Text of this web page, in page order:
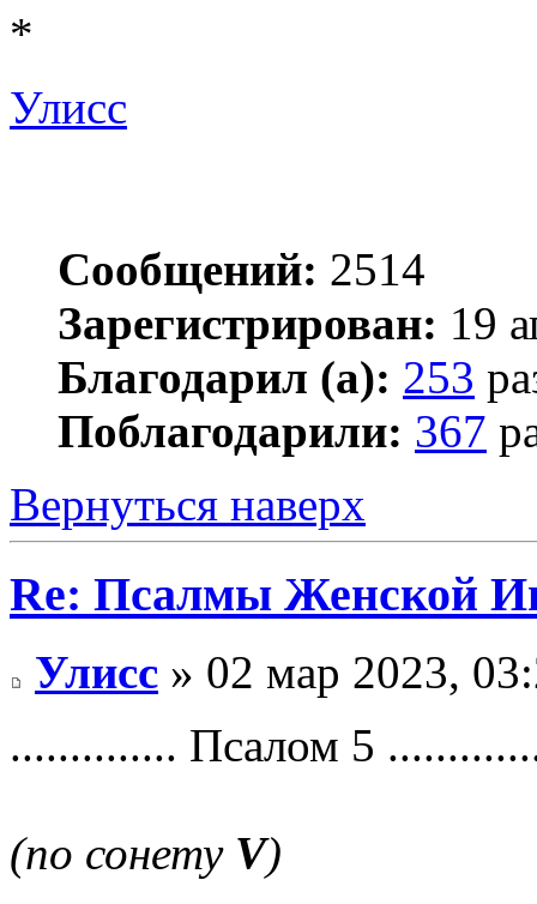
*
Улисс
Сообщений: 2514
Зарегистрирован: 19
Благодарил (а): 253
Поблагодарили: 367
Вернуться наверх
Re: Псалмы Женской
Улисс » 02 мар 2023,
.............. Псалом 5
(по сонетуV)